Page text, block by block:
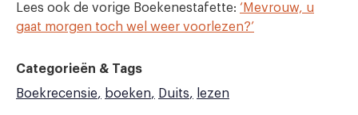
Lees ook de vorige Boekenestafette: ‘Mevrouw, u
gaat morgen toch wel weer voorlezen?’
Categorieën & Tags
Boekrecensie
boeken Duits lezen